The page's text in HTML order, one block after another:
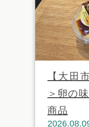
【大田
＞卵の
商品